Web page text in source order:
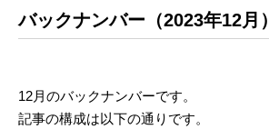
バックナンバー（2023年12月）
12月のバックナンバーです。
記事の構成は以下の通りです。